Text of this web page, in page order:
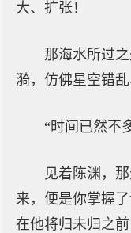
大、扩张！
那海水所过
漪，仿佛星空错
“时间已然不
见着陈渊，
来，便是你掌握
在他将归未归之